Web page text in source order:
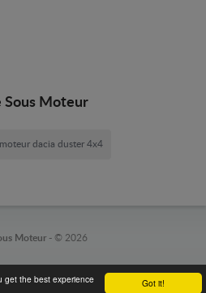
Got it!
get the best experience
Sous Moteur
dacia duster 4x4
Moteur - © 2026